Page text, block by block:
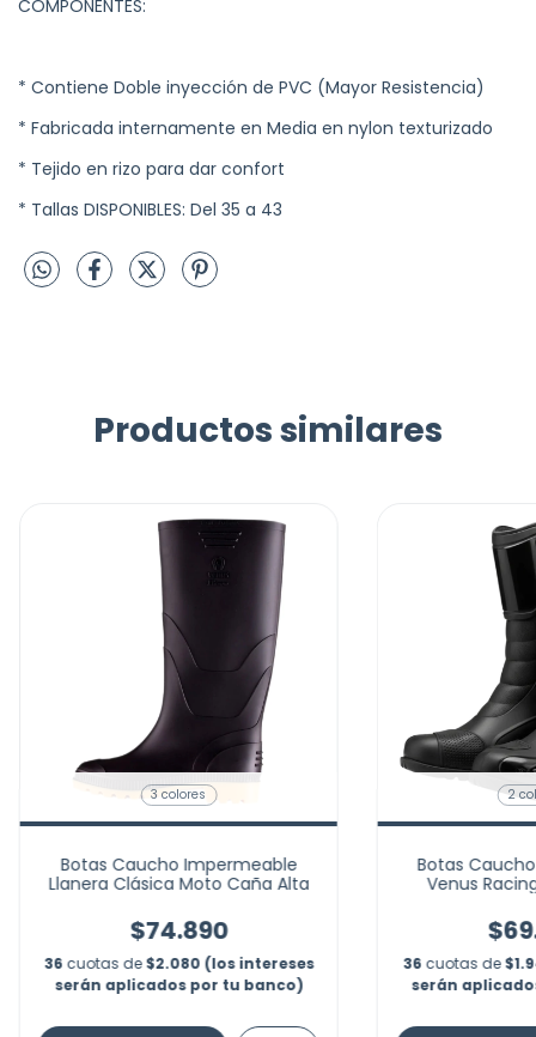
COMPONENTES:
* Contiene Doble inyección de PVC (Mayor Resistencia)
* Fabricada internamente en Media en nylon texturizado
* Tejido en rizo para dar confort
* Tallas DISPONIBLES: Del 35 a 43
Productos similares
3 colores
Botas Caucho Impermeable
Llanera Clásica Moto Caña Alta
$74.890
36 cuotas de$2.080 (los intereses
serán aplicados por tu banco)
2
Botas
Venus
36 cuotas de
serán